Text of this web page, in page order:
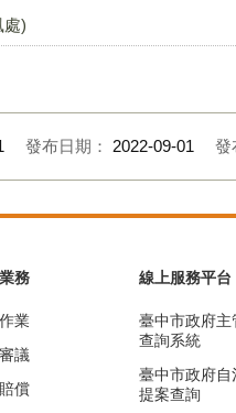
處)
發布日期： 2022-09-01 發
務
業
議
償
線上服務平台
臺中市政府主
查詢系統
臺中市政府自
提案查詢